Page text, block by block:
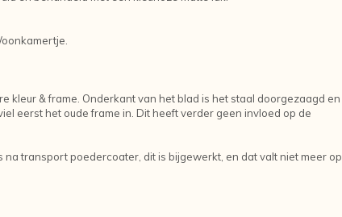
kleur & frame. Onderkant van het blad is het staal doorgezaagd en
eerst het oude frame in. Dit heeft verder geen invloed op de
transport poedercoater, dit is bijgewerkt, en dat valt niet meer op.